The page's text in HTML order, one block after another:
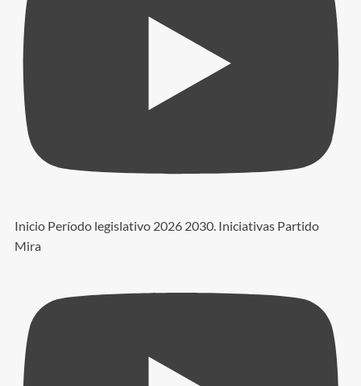
Inicio Período legislativo 2026 2030. Iniciativas Partido
Mira